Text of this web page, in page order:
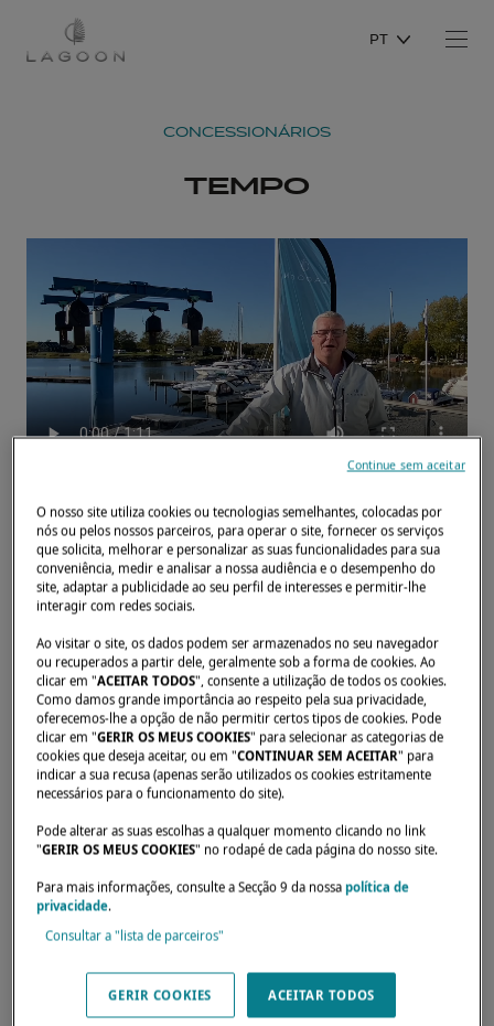
PT
CONCESSIONÁRIOS
TEMPO
Início Concessionários TEMPO BAADSALG AS
Os nossos revendedores estão disponíveis
para atender às suas expectativas e
O nosso site utiliza cookies ou tecnologias semelhantes, colocadas por
nós ou pelos nossos parceiros, para operar o site, fornecer os serviços
que solicita, melhorar e personalizar as suas funcionalidades para sua
conveniência, medir e analisar a nossa audiência e o desempenho do
site, adaptar a publicidade ao seu perfil de interesses e permitir-lhe
interagir com redes sociais.
Ao visitar o site, os dados podem ser armazenados no seu navegador
ou recuperados a partir dele, geralmente sob a forma de cookies. Ao
clicar em "ACEITAR TODOS", consente a utilização de todos os cookies.
Como damos grande importância ao respeito pela sua privacidade,
oferecemos-lhe a opção de não permitir certos tipos de cookies. Pode
clicar em "GERIR OS MEUS COOKIES" para selecionar as categorias de
cookies que deseja aceitar, ou em "CONTINUAR SEM ACEITAR" para
indicar a sua recusa (apenas serão utilizados os cookies estritamente
necessários para o funcionamento do site).
Pode alterar as suas escolhas a qualquer momento clicando no link
"GERIR OS MEUS COOKIES" no rodapé de cada página do nosso site.
Para mais informações, consulte a Secção 9 da nossapolítica de
privacidade.
Consultar a "lista de parceiros"
GERIR COOKIES ACEITAR TODOS
Continue sem aceitar